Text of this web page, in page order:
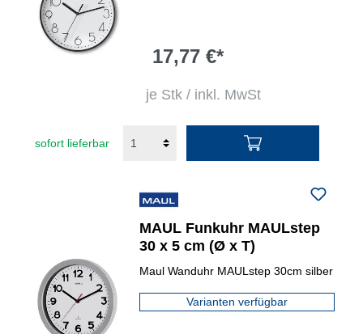
17,77 €*
je Stk / inkl. MwSt
sofort lieferbar
MAUL Funkuhr MAULstep
30 x 5 cm (Ø x T)
Maul Wanduhr MAULstep 30cm silber
Varianten verfügbar